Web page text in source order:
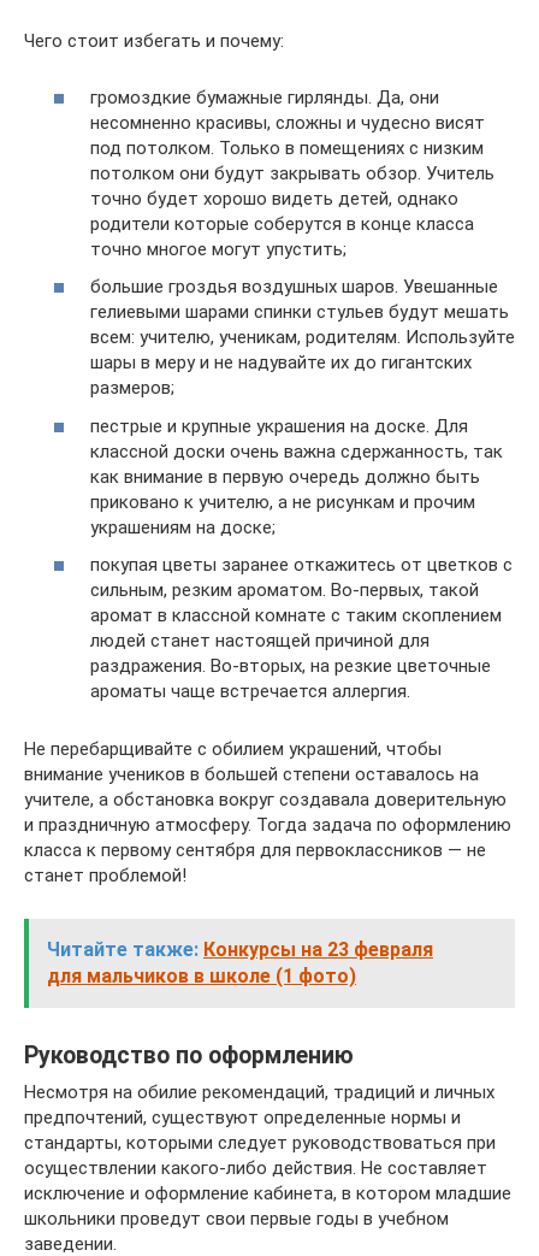
Чего стоит избегать и почему:
громоздкие бумажные гирлянды. Да, они
несомненно красивы, сложны и чудесно висят
под потолком. Только в помещениях с низким
потолком они будут закрывать обзор. Учитель
точно будет хорошо видеть детей, однако
родители которые соберутся в конце класса
точно многое могут упустить;
большие гроздья воздушных шаров. Увешанные
гелиевыми шарами спинки стульев будут мешать
всем: учителю, ученикам, родителям. Используйте
шары в меру и не надувайте их до гигантских
размеров;
пестрые и крупные украшения на доске. Для
классной доски очень важна сдержанность, так
как внимание в первую очередь должно быть
приковано к учителю, а не рисункам и прочим
украшениям на доске;
покупая цветы заранее откажитесь от цветков с
сильным, резким ароматом. Во-первых, такой
аромат в классной комнате с таким скоплением
людей станет настоящей причиной для
раздражения. Во-вторых, на резкие цветочные
ароматы чаще встречается аллергия.
Не перебарщивайте с обилием украшений, чтобы
внимание учеников в большей степени оставалось на
учителе, а обстановка вокруг создавала доверительную
и праздничную атмосферу. Тогда задача по оформлению
класса к первому сентября для первоклассников — не
станет проблемой!
Читайте также: Конкурсы на 23 февраля
для мальчиков в школе (1 фото)
Руководство по оформлению
Несмотря на обилие рекомендаций, традиций и личных
предпочтений, существуют определенные нормы и
стандарты, которыми следует руководствоваться при
осуществлении какого-либо действия. Не составляет
исключение и оформление кабинета, в котором младшие
школьники проведут свои первые годы в учебном
заведении.